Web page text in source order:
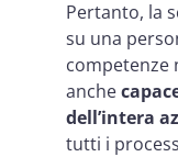
Pertanto, la
su una
competenze
anche
dell’intera
tutti i